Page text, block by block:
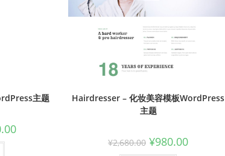
主题
Hairdresser – 化妆美容模板WordPress
主题
¥2,680.00 ¥980.00